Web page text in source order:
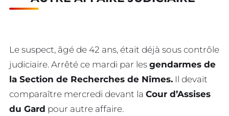
Le suspect, âgé de 42 ans, était déjà sous contrôle
judiciaire. Arrêté ce mardi par les gendarmes de
la Section de Recherches de Nîmes. Il devait
comparaître mercredi devant la Cour d’Assises
du Gard pour autre affaire.